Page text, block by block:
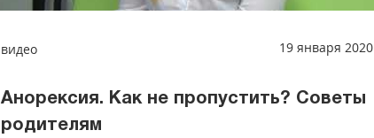
видео 19 января 2020
Анорексия. Как не пропустить? Советы
родителям